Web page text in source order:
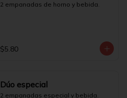
2 empanadas de horno y bebida.
$5.80
Dúo especial
2 empanadas especial y bebida.